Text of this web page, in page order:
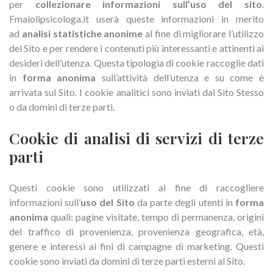
per collezionare informazioni sull’uso del sito.
Fmaiolipsicologa.it userà queste informazioni in merito
ad analisi statistiche anonime al fine di migliorare l’utilizzo
del Sito e per rendere i contenuti più interessanti e attinenti ai
desideri dell’utenza. Questa tipologia di cookie raccoglie dati
in forma anonima sull’attività dell’utenza e su come è
arrivata sul Sito. I cookie analitici sono inviati dal Sito Stesso
o da domini di terze parti.
Cookie di analisi di servizi di terze
parti
Questi cookie sono utilizzati al fine di raccogliere
informazioni sull’uso del Sito da parte degli utenti in forma
anonima quali: pagine visitate, tempo di permanenza, origini
del traffico di provenienza, provenienza geografica, età,
genere e interessi ai fini di campagne di marketing. Questi
cookie sono inviati da domini di terze parti esterni al Sito.